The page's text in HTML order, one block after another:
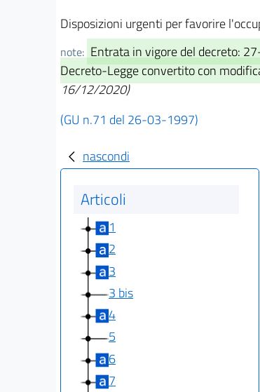
Disposizioni urgenti per favorire
note: Entrata in vigore del decreto:
Decreto-Legge convertito con
16/12/2020)
(GU n.71 del 26-03-1997)
nascondi
Articoli
1
2
3
3 bis
4
5
6
7